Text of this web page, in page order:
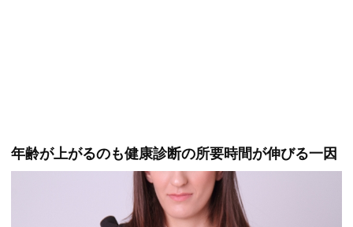
年齢が上がるのも健康診断の所要時間が伸びる一因